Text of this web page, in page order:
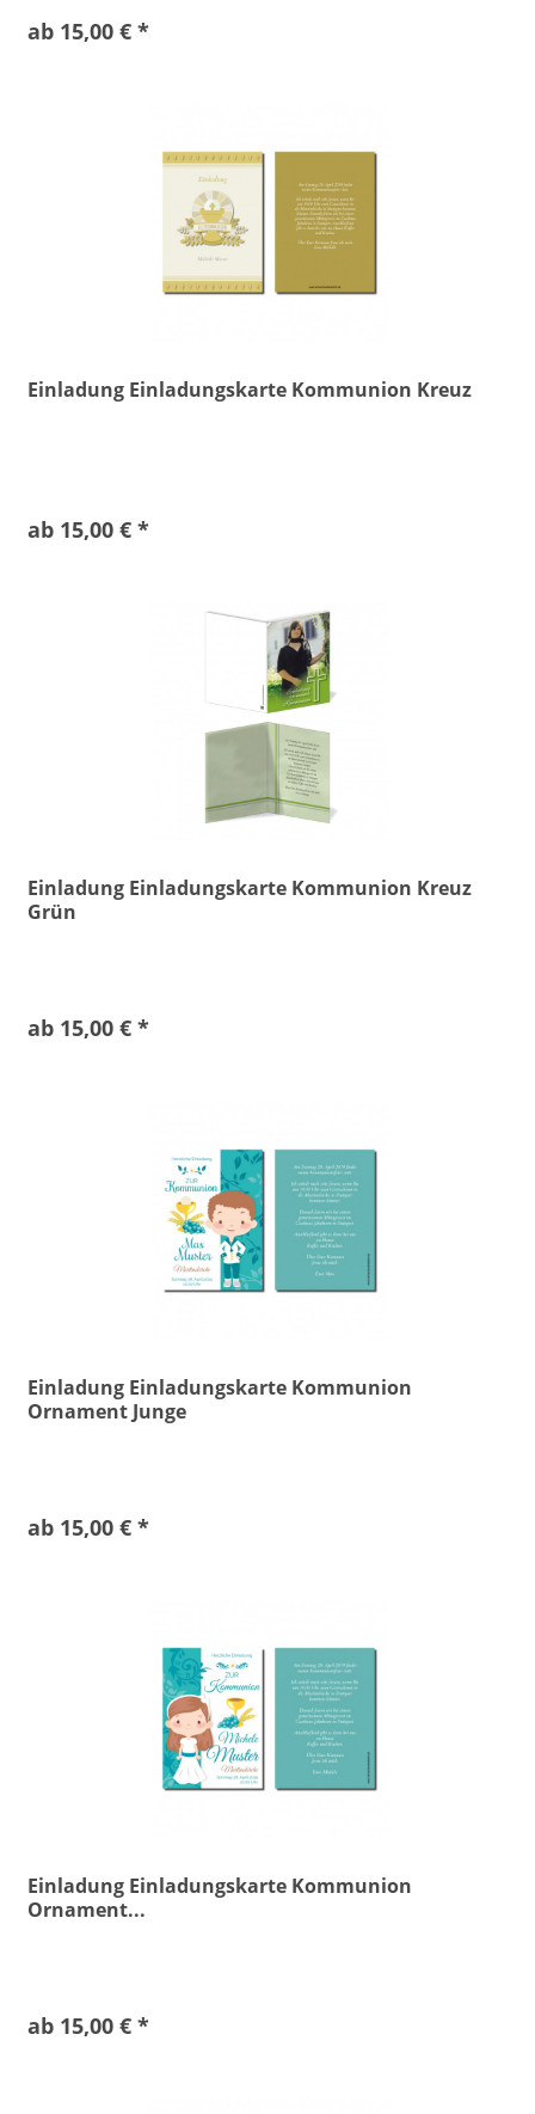
ab 15,00 € *
Einladung Einladungskarte Kommunion Kreuz
ab 15,00 € *
Einladung Einladungskarte Kommunion Kreuz
Grün
ab 15,00 € *
Einladung Einladungskarte Kommunion
Ornament Junge
ab 15,00 € *
Einladung Einladungskarte Kommunion
Ornament...
ab 15,00 € *